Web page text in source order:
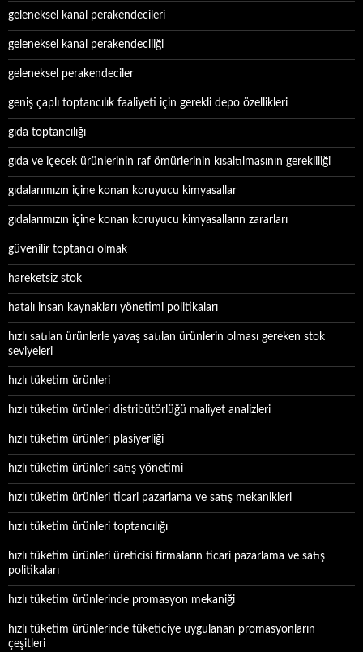
geleneksel kanal perakendecileri
geleneksel kanal perakendeciliği
geleneksel perakendeciler
geniş çaplı toptancılık faaliyeti için gerekli depo özellikleri
gıda toptancılığı
gıda ve içecek ürünlerinin raf ömürlerinin kısaltılmasının gerekliliği
gıdalarımızın içine konan koruyucu kimyasallar
gıdalarımızın içine konan koruyucu kimyasalların zararları
güvenilir toptancı olmak
hareketsiz stok
hatalı insan kaynakları yönetimi politikaları
hızlı satılan ürünlerle yavaş satılan ürünlerin olması gereken stok
seviyeleri
hızlı tüketim ürünleri
hızlı tüketim ürünleri distribütörlüğü maliyet analizleri
hızlı tüketim ürünleri plasiyerliği
hızlı tüketim ürünleri satış yönetimi
hızlı tüketim ürünleri ticari pazarlama ve satış mekanikleri
hızlı tüketim ürünleri toptancılığı
hızlı tüketim ürünleri üreticisi firmaların ticari pazarlama ve satış
politikaları
hızlı tüketim ürünlerinde promasyon mekaniği
hızlı tüketim ürünlerinde tüketiciye uygulanan promasyonların
çeşitleri